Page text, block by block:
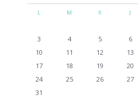
L M X J
3
4 5 6
10
11 12 13
17
18 19 20
24
25 26 27
31